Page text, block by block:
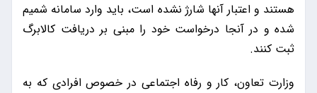
هستند و اعتبار آنها شارژ نشده است، باید وارد سامانه شمیم
شده و در آنجا درخواست خود را مبنی بر دریافت کالابرگ
ثبت کنند.
وزارت تعاون، کار و رفاه اجتماعی در خصوص افرادی که به